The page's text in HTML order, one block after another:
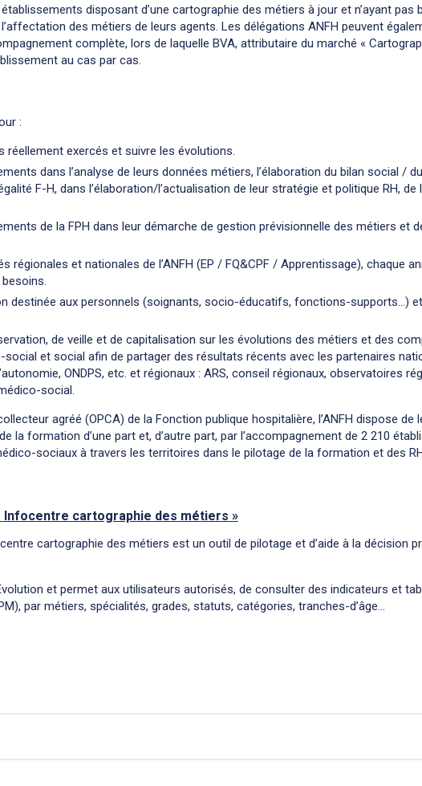
disposant d’une cartographie des métiers à jour et n’ayant pas
des métiers de leurs agents. Les délégations ANFH peuvent
complète, lors de laquelle BVA, attributaire du marché «
au cas par cas.
:
réellement exercés et suivre les évolutions.
dans l’analyse de leurs données métiers, l’élaboration du bilan social /
F-H, dans l’élaboration/l’actualisation de leur stratégie et politique RH, de
de la FPH dans leur démarche de gestion prévisionnelle des métiers et
régionales et nationales de l’ANFH (EP / FQ&CPF / Apprentissage), chaque
destinée aux personnels (soignants, socio-éducatifs, fonctions-supports…)
de veille et de capitalisation sur les évolutions des métiers et des
et social afin de partager des résultats récents avec les partenaires
ONDPS, etc. et régionaux : ARS, conseil régionaux, observatoires
social.
agréé (OPCA) de la Fonction publique hospitalière, l’ANFH dispose de
la formation d’une part et, d’autre part, par l’accompagnement de 2 210
sociaux à travers les territoires dans le pilotage de la formation et des
Infocentre cartographie des métiers »
cartographie des métiers est un outil de pilotage et d’aide à la décision
et permet aux utilisateurs autorisés, de consulter des indicateurs et
par métiers, spécialités, grades, statuts, catégories, tranches-d’âge...